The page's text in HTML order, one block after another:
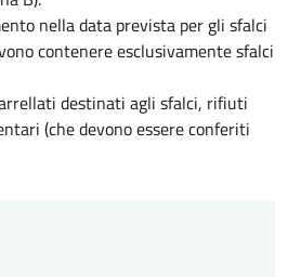
nella data prevista per gli sfalci
contenere esclusivamente sfalci
destinati agli sfalci, rifiuti
(che devono essere conferiti